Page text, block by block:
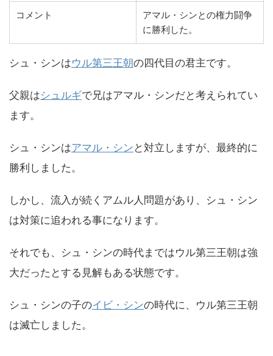
コメント
アマル・シンとの権力闘争
に勝利した。
シュ・シンはウル第三王朝の四代目の君主です。
父親はシュルギで兄はアマル・シンだと考えられてい
ます。
シュ・シンはアマル・シン と対立しますが、最終的に
勝利しました。
しかし、流入が続くアムル人問題があり、シュ・シン
は対策に追われる事になります。
それでも、シュ・シンの時代まではウル第三王朝は強
大だったとする見解もある状態です。
シュ・シンの子のイビ・シンの時代に、ウル第三王朝
は滅亡しました。